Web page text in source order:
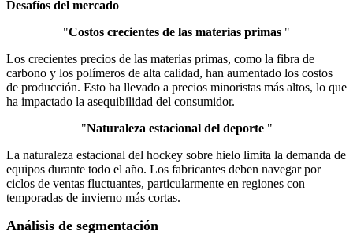
Desafíos del mercado
"Costos crecientes de las materias primas "
Los crecientes precios de las materias primas, como la fibra de
carbono y los polímeros de alta calidad, han aumentado los costos
de producción. Esto ha llevado a precios minoristas más altos, lo que
ha impactado la asequibilidad del consumidor.
"Naturaleza estacional del deporte"
La naturaleza estacional del hockey sobre hielo limita la demanda de
equipos durante todo el año. Los fabricantes deben navegar por
ciclos de ventas fluctuantes, particularmente en regiones con
temporadas de invierno más cortas.
Análisis de segmentación